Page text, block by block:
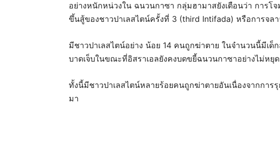
อย่างหนักหน่วงใน ฉนวนกาซา กลุ่มฮามาสยังเตือนว่า การโ
ขึ้นสู้ของชาวปาเลสไตน์ครั้งที่ 3 (third Intifada) หรือการจล
มีชาวปาเลสไตน์อย่าง น้อย 14 คนถูกฆ่าตาย ในจำนวนนี้มีเ
บาดเจ็บในขณะที่อิสราเอลยังคงบดขยี้ฉนวนกาซาอย่างไม่หยุด
ทั้งนี้มีชาวปาเลสไตน์หลายร้อยคนถูกฆ่าตายอันเนื่องจากการ
มา